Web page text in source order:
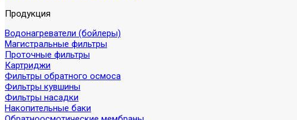
Продукция
Водонагреватели (бойлеры)
Магистральные фильтры
Проточные фильтры
Картриджи
Фильтры обратного осмоса
Фильтры кувшины
Фильтры насадки
Накопительные баки